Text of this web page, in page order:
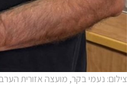
צילום: נעמי בקר, מועצה אזורית